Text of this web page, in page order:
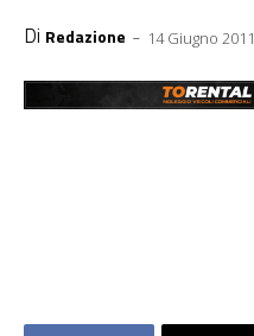
Di Redazione - 14 Giugno 2011